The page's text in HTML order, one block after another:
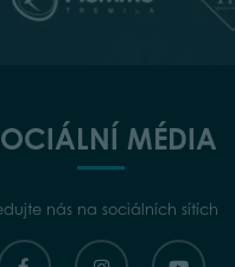
MÉDIA
nás na sociálních sítích